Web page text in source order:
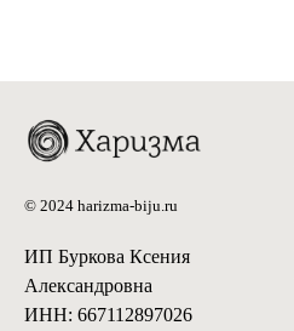
© 2024 harizma-biju.ru
ИП Буркова Ксения
Александровна
ИНН: 667112897026